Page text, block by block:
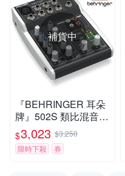
補貨中
『BEHRINGER 耳朵
牌』502S 類比混音器
/ 錄音介面直播神器 /
公司貨
$3,023 $3,250
限時下殺
券